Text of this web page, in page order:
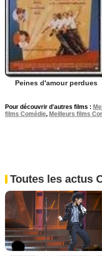
Peines d'amour perdues
Pour découvrir d'autres films :
films Comédie, Meilleurs films
Toutes les actus